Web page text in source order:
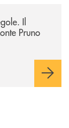
Il
Pruno